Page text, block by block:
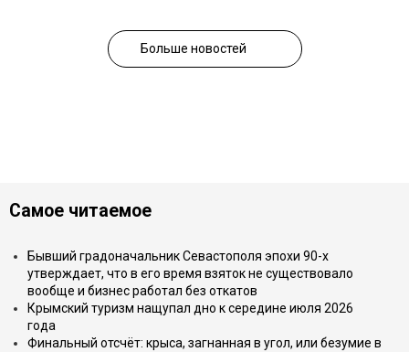
Больше новостей
Самое читаемое
Бывший градоначальник Севастополя эпохи 90-х
утверждает, что в его время взяток не существовало
вообще и бизнес работал без откатов
Крымский туризм нащупал дно к середине июля 2026
года
Финальный отсчёт: крыса, загнанная в угол, или безумие в